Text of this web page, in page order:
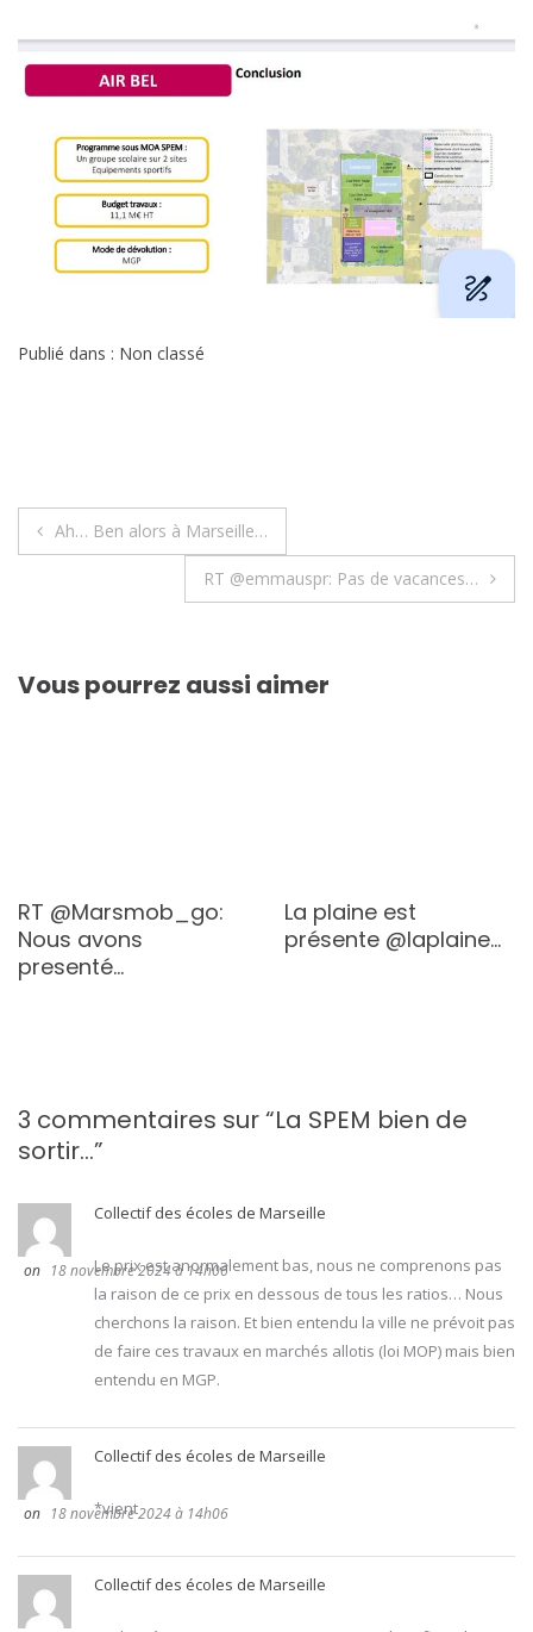
Publié dans : Non classé
Navigation
Ah… Ben alors à Marseille…
RT @emmauspr: Pas de vacances…
Vous pourrez aussi aimer
RT @Marsmob_go:
Nous avons
presenté…
La plaine est
présente @laplaine…
3 commentaires sur “La SPEM bien de
sortir…”
Collectif des écoles de Marseille
18 novembre 2024 à 14h06
Le prix est anormalement bas, nous ne comprenons pas
la raison de ce prix en dessous de tous les ratios… Nous
cherchons la raison. Et bien entendu la ville ne prévoit pas
de faire ces travaux en marchés allotis (loi MOP) mais bien
entendu en MGP.
Collectif des écoles de Marseille
18 novembre 2024 à 14h06
*vient
Collectif des écoles de Marseille